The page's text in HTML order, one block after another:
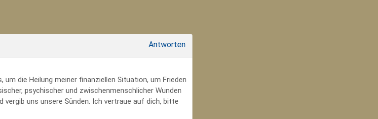
Antworten
um die Heilung meiner finanziellen Situation, um Frieden
psychischer und zwischenmenschlicher Wunden
vergib uns unsere Sünden. Ich vertraue auf dich, bitte